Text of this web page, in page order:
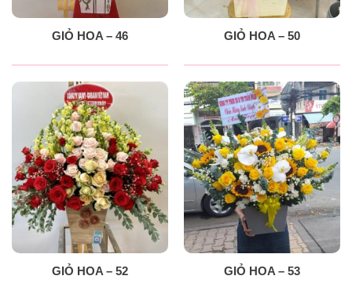
GIỎ HOA – 46 GIỎ HOA – 50
GIỎ HOA – 52 GIỎ HOA – 53